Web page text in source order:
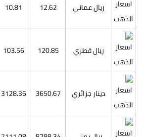
ريال عماني 12.62
10.81
ريال قطري 120.85
103.56
دينار جزائري 3650.67
3128.36